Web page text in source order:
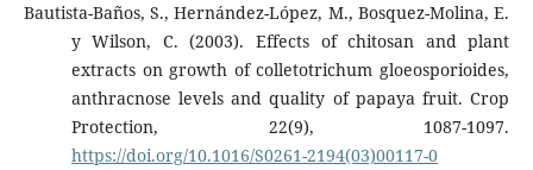
Bautista-Baños, S., Hernández-López, M., Bosquez-Molina, E.
y Wilson, C. (2003). Effects of chitosan and plant
extracts on growth of colletotrichum gloeosporioides,
anthracnose levels and quality of papaya fruit. Crop
Protection, 22(9), 1087-1097.
https://doi.org/10.1016/S0261-2194(03)00117-0